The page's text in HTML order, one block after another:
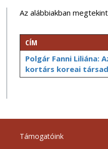
Az alábbiakban
CÍM
Polgár Fanni Liliána:
kortárs koreai
Támogatóink